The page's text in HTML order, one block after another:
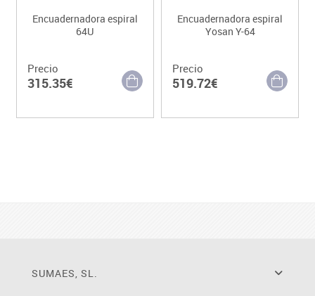
Encuadernadora espiral
64U
Precio
315.35€
Encuadernadora espiral
Yosan Y-64
Precio
519.72€
SUMAES, SL.